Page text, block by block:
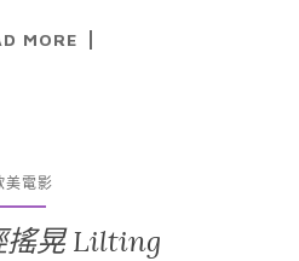
MORE
美電影
搖晃 Lilting